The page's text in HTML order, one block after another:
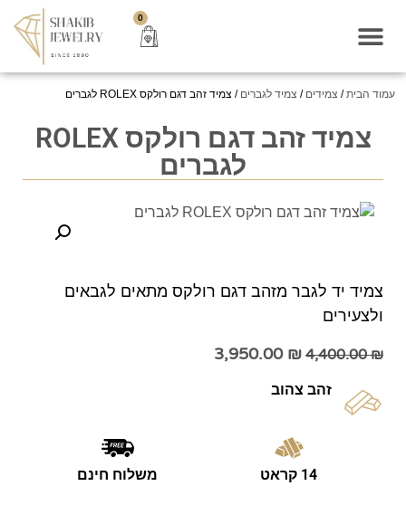
0
עמוד הבית/ צמידים / צמיד לגברים / צמיד זהב דגם רולקס ROLEX לגברים
צמיד זהב דגם רולקס ROLEX
לגברים
צמיד יד לגבר מזהב דגם רולקס מתאים לגבאים
ולצעירים
4,400.00₪
3,950.00 ₪
זהב צהוב
14 קראט משלוח חינם